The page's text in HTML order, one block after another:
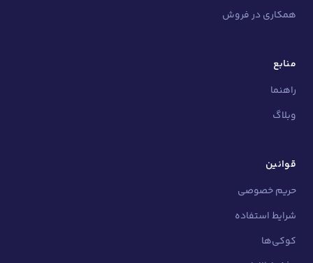
همکاری در فروش
منابع
راهنما
وبلاگ
قوانین
حریم خصوصی
شرایط استفاده
کوکی‌ها